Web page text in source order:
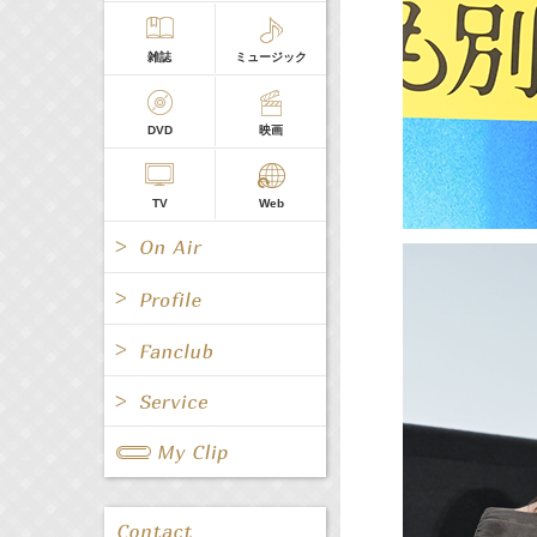
雑誌 ミュージック
DVD 映画
TV Web
Radio
All 女優/タレント
グループ
キャスター/レポーター
All Fanclub Page
All 関連事業